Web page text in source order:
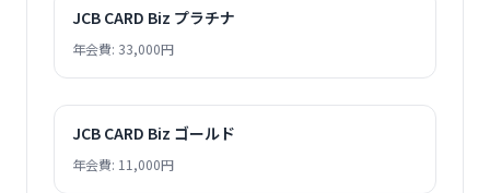
JCB CARD Biz プラチナ
年会費: 33,000円
JCB CARD Biz ゴールド
年会費: 11,000円